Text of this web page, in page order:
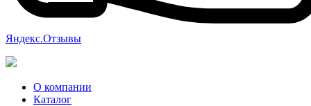
Яндекс.Отзывы
О компании
Каталог